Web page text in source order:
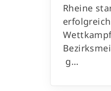
Rheine
g…